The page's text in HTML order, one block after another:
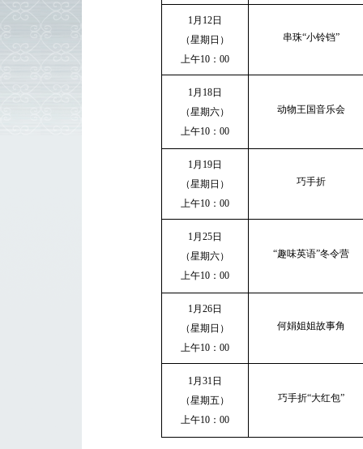
1月 12日
（星期日）
上午10： 00
串珠“小铃铛”
1月 18日
（星期六）
上午10： 00
动物王国音乐会
1月 19日
（星期日）
上午10： 00
巧手折
1月 25日
（星期六）
上午10： 00
“趣味英语”冬令营
1月 26日
（星期日）
上午10： 00
何娟姐姐故事角
1月 31日
（星期五）
上午10： 00
巧手折“大红包”